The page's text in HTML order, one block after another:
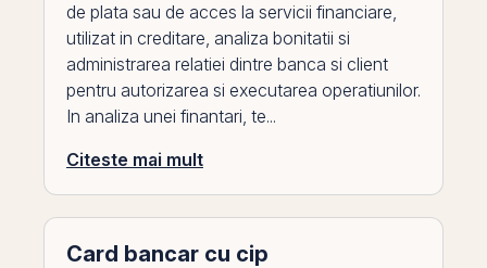
de plata sau de acces la servicii financiare,
utilizat in creditare, analiza bonitatii si
administrarea relatiei dintre banca si client
pentru autorizarea si executarea operatiunilor.
In analiza unei finantari, te...
Citeste mai mult
Card bancar cu cip